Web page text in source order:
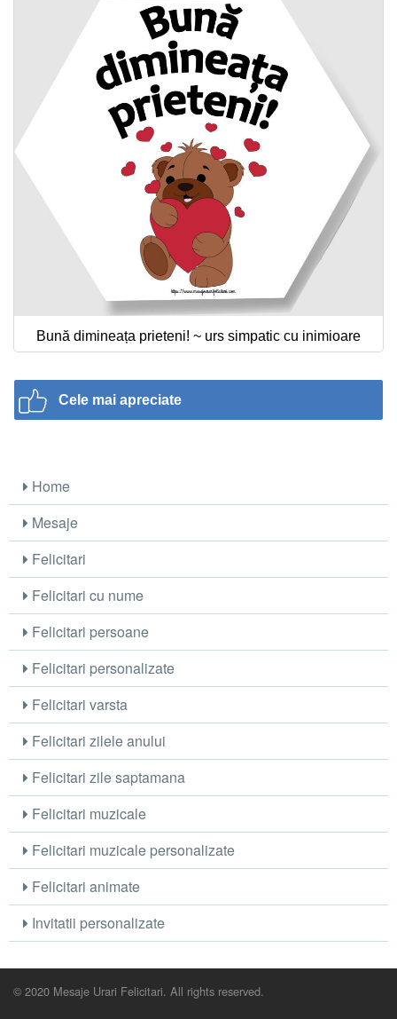
Bună dimineața prieteni! ~ urs simpatic cu inimioare
Cele mai apreciate
Home
Mesaje
Felicitari
Felicitari cu nume
Felicitari persoane
Felicitari personalizate
Felicitari varsta
Felicitari zilele anului
Felicitari zile saptamana
Felicitari muzicale
Felicitari muzicale personalizate
Felicitari animate
Invitatii personalizate
© 2020 Mesaje Urari Felicitari. All rights reserved.